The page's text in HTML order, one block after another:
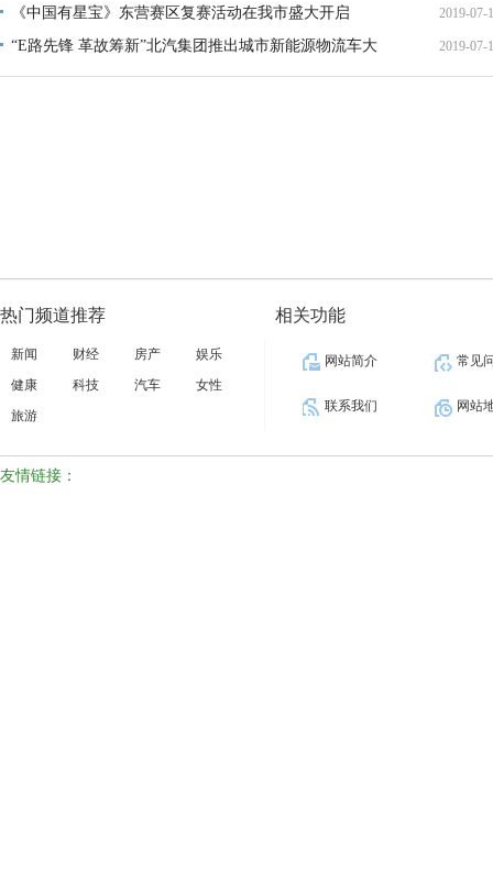
《中国有星宝》东营赛区复赛活动在我市盛大开启 2019-07-
“E路先锋 革故筹新”北汽集团推出城市新能源物流车大 2019-07-
热门频道推荐
新闻 财经 房产
娱乐
健康
科技 汽车
女性
旅游
相关功能
网站简介 常见
联系我们 网站
友情链接：